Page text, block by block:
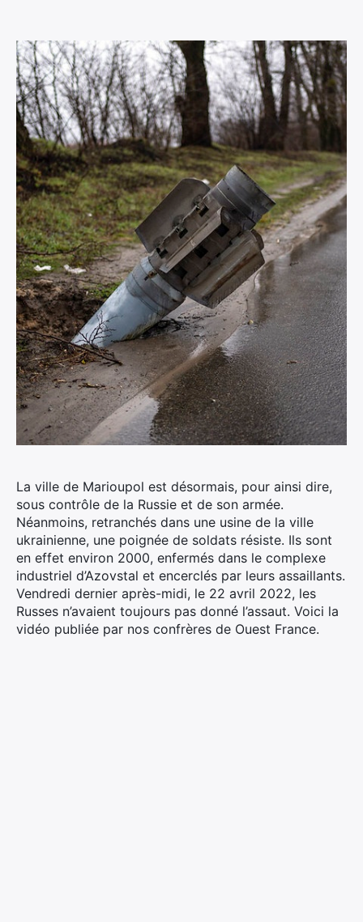
La ville de Marioupol est désormais, pour ainsi dire,
sous contrôle de la Russie et de son armée.
Néanmoins, retranchés dans une usine de la ville
ukrainienne, une poignée de soldats résiste. Ils sont
en effet environ 2000, enfermés dans le complexe
industriel d’Azovstal et encerclés par leurs assaillants.
Vendredi dernier après-midi, le 22 avril 2022, les
Russes n’avaient toujours pas donné l’assaut. Voici la
vidéo publiée par nos confrères de Ouest France.